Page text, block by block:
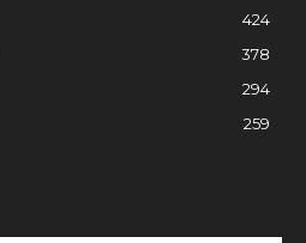
424
378
294
259